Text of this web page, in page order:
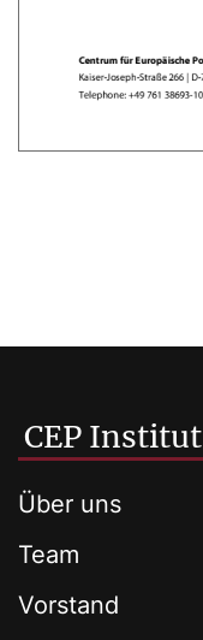
CEP Institut
Über uns
Team
Vorstand